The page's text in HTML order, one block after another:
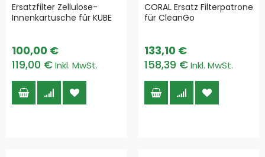
Ersatzfilter Zellulose-
Innenkartusche für KUBE
119,00 €
100,00 €
CORAL Ersatz Filterpatrone
für CleanGo
158,39 €
133,10 €